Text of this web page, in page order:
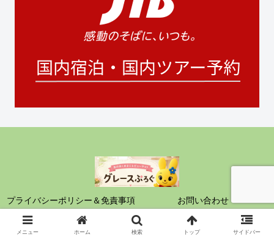
プライバシーポリシー＆免責事項 お問い合わせ
© 2021 グレースぶろぐ.
メニュー ホーム 検索 トップ サイドバー